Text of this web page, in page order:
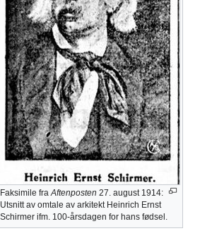
Faksimile fra Aftenposten 27. august 1914:
Utsnitt av omtale av arkitekt Heinrich Ernst
Schirmer ifm. 100-årsdagen for hans fødsel.